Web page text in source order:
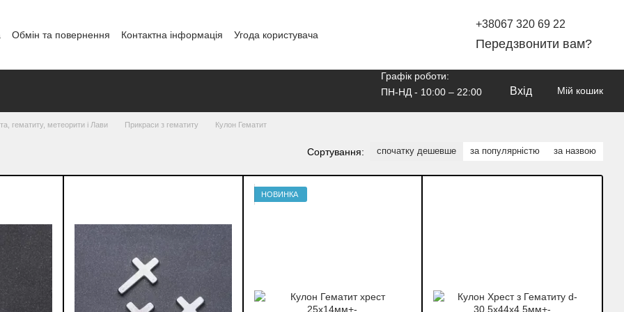
Обмін та повернення Контактна інформація
Угода користувача
+38067 320 69 22
Передзвонити вам?
Графік роботи:
ПН-НД - 10:00 – 22:00
Вхід Мій кошик
гематиту, метеорити і Лави Прикраси з гематиту Кулон Гематит
Сортування: спочатку дешевше за популярністю за назвою
НОВИНКА